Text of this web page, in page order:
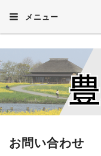
メニュー
お問い合わせ